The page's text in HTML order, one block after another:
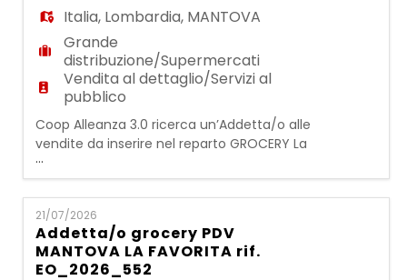
Italia, Lombardia, MANTOVA
Grande
distribuzione/Supermercati
Vendita al dettaglio/Servizi al
pubblico
Coop Alleanza 3.0 ricerca un’Addetta/o alle
vendite da inserire nel reparto GROCERY La
persona inserita opererà in una realtà
strutturata e dinamica e si occuperà delle
attività legate al servizio e alla vendita nel
reparto GROCERY Attività principali: -
allestimento degli scaffali - controllo delle
scadenze e rotazione dei prodotti - riordi
...
21/07/2026
Addetta/o grocery PDV
MANTOVA LA FAVORITA rif.
EO_2026_552